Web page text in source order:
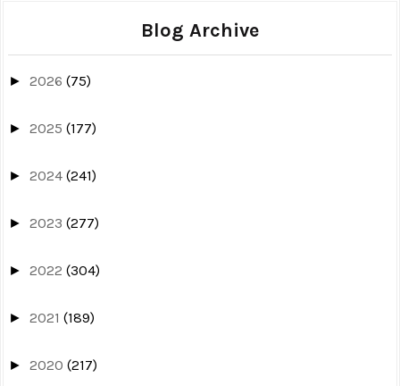
Blog Archive
► 2026 (75)
► 2025 (177)
► 2024 (241)
► 2023 (277)
► 2022 (304)
► 2021 (189)
► 2020 (217)